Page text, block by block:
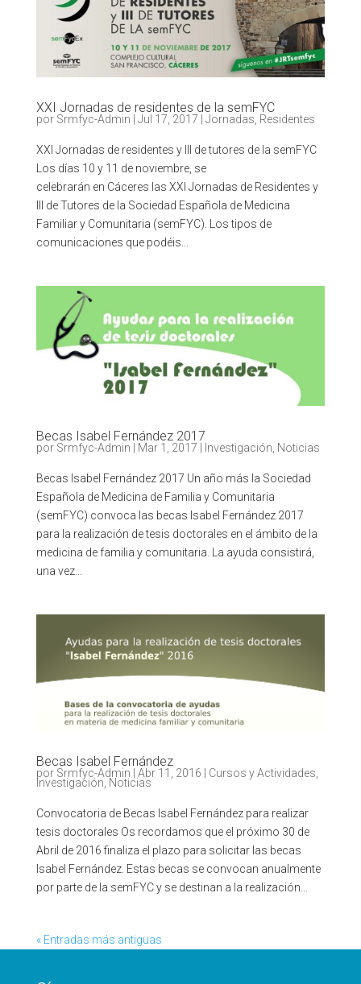
XXI Jornadas de residentes de la semFYC
por Srmfyc-Admin Jul 17, 2017 Jornadas Residentes
XXI Jornadas de residentes y III de tutores de la semFYC
Los días 10 y 11 de noviembre, se
celebrarán en Cáceres las XXI Jornadas de Residentes y
III de Tutores de la Sociedad Española de Medicina
Familiar y Comunitaria (semFYC). Los tipos de
comunicaciones que podéis...
Becas Isabel Fernández 2017
por Srmfyc-Admin Mar 1, 2017 Investigación Noticias
Becas Isabel Fernández 2017 Un año más la Sociedad
Española de Medicina de Familia y Comunitaria
(semFYC) convoca las becas Isabel Fernández 2017
para la realización de tesis doctorales en el ámbito de la
medicina de familia y comunitaria. La ayuda consistirá,
una vez...
Becas Isabel Fernández
por Srmfyc-Admin Abr 11, 2016 Cursos y Actividades
Investigación Noticias
Convocatoria de Becas Isabel Fernández para realizar
tesis doctorales Os recordamos que el próximo 30 de
Abril de 2016 finaliza el plazo para solicitar las becas
Isabel Fernández. Estas becas se convocan anualmente
por parte de la semFYC y se destinan a la realización...
« Entradas más antiguas